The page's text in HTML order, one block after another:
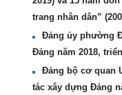
trang nhân dân”
Đảng ủy phường
Đảng năm 2018,
Đảng bộ cơ quan
tác xây dựng Đảng